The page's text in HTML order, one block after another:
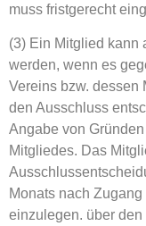
muss fristgerecht
(3) Ein Mitglied kann
werden, wenn es
Vereins bzw. dessen
den Ausschluss
Angabe von
Mitgliedes. Das
Monats nach
einzulegen. über